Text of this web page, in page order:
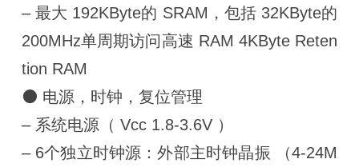
– 最大 192KByte的 SRAM，包括 32KByte的
200MHz单周期访问高速 RAM 4KByte Reten
tion RAM
⚫ 电源，时钟，复位管理
– 系统电源（ Vcc 1.8-3.6V ）
– 6个独立时钟源：外部主时钟晶振 （4-24M